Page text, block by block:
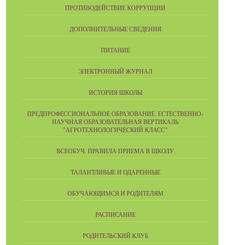
ПРОТИВОДЕЙСТВИЕ КОРРУПЦИИ
ДОПОЛНИТЕЛЬНЫЕ СВЕДЕНИЯ
ПИТАНИЕ
ЭЛЕКТРОННЫЙ ЖУРНАЛ
ИСТОРИЯ ШКОЛЫ
ПРЕДПРОФЕССИОНАЛЬНОЕ ОБРАЗОВАНИЕ. ЕСТЕСТВЕННО-
НАУЧНАЯ ОБРАЗОВАТЕЛЬНАЯ ВЕРТИКАЛЬ
"АГРОТЕХНОЛОГИЧЕСКИЙ КЛАСС"
ВСЕОБУЧ. ПРАВИЛА ПРИЕМА В ШКОЛУ
ТАЛАНТЛИВЫЕ И ОДАРЕННЫЕ
ОБУЧАЮЩИМСЯ И РОДИТЕЛЯМ
РАСПИСАНИЕ
РОДИТЕЛЬСКИЙ КЛУБ